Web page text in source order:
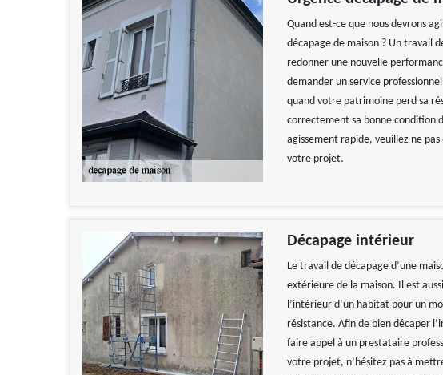
Quand est-ce que nous devrons
décapage de maison ? Un travail
redonner une nouvelle
demander un service
quand votre patrimoine perd sa
correctement sa bonne condition
agissement rapide, veuillez ne
votre projet.
Décapage intérieur
Le travail de décapage d’une
extérieure de la maison. Il est
l’intérieur d’un habitat pour un
résistance. Afin de bien décaper
faire appel à un prestataire
votre projet, n’hésitez pas à